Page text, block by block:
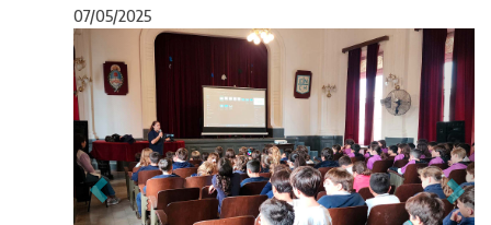
07/05/2025
Anterior